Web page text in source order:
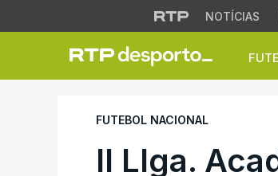
NOTÍCIAS
II LIga.
FUTEBOL NACIONAL
II LIga.